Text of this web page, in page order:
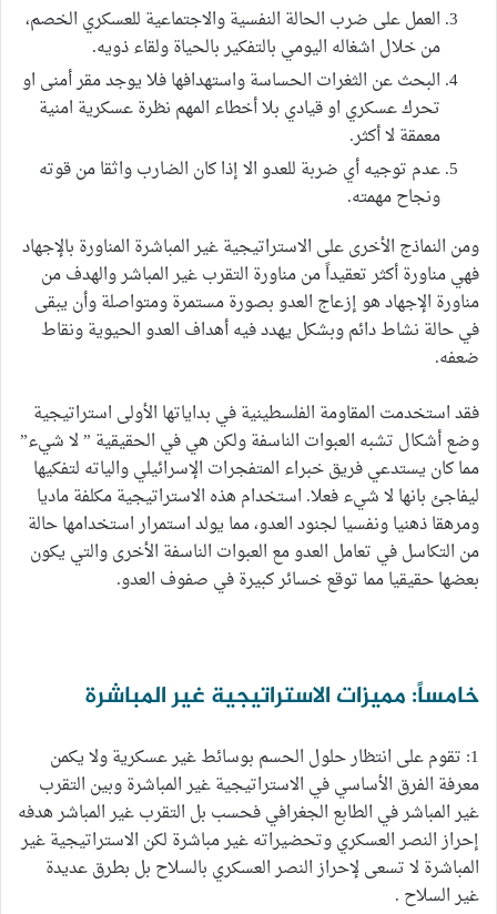
العمل على ضرب الحالة النفسية والاجتماعية للعسكري الخصم،
من خلال اشغاله اليومي بالتفكير بالحياة ولقاء ذويه.
البحث عن الثغرات الحساسة واستهدافها فلا يوجد مقر أمنى او
تحرك عسكري او قيادي بلا أخطاء المهم نظرة عسكرية امنية
معمقة لا أكثر.
عدم توجيه أي ضربة للعدو الا إذا كان الضارب واثقا من قوته
ونجاح مهمته.
ومن النماذج الأخرى على الاستراتيجية غير المباشرة المناورة بالإجهاد
فهي مناورة أكثر تعقيداً من مناورة التقرب غير المباشر والهدف من
مناورة الإجهاد هو إزعاج العدو بصورة مستمرة ومتواصلة وأن يبقى
في حالة نشاط دائم وبشكل يهدد فيه أهداف العدو الحيوية ونقاط
ضعفه.
فقد استخدمت المقاومة الفلسطينية في بداياتها الأولى استراتيجية
وضع أشكال تشبه العبوات الناسفة ولكن هي في الحقيقية ” لا شيء”
مما كان يستدعي فريق خبراء المتفجرات الإسرائيلي والياته لتفكيها
ليفاجئ بانها لا شيء فعلا. استخدام هذه الاستراتيجية مكلفة ماديا
ومرهقا ذهنيا ونفسيا لجنود العدو، مما يولد استمرار استخدامها حالة
من التكاسل في تعامل العدو مع العبوات الناسفة الأخرى والتي يكون
بعضها حقيقيا مما توقع خسائر كبيرة في صفوف العدو.
خامساً: مميزات الاستراتيجية غير المباشرة
1: تقوم على انتظار حلول الحسم بوسائط غير عسكرية ولا يكمن
معرفة الفرق الأساسي في الاستراتيجية غير المباشرة وبين التقرب
غير المباشر في الطابع الجغرافي فحسب بل التقرب غير المباشر هدفه
إحراز النصر العسكري وتحضيراته غير مباشرة لكن الاستراتيجية غير
المباشرة لا تسعى لإحراز النصر العسكري بالسلاح بل بطرق عديدة
غير السلاح .